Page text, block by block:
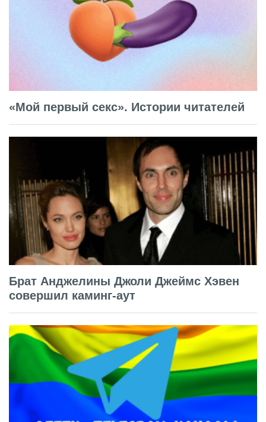
«Мой первый секс». Истории читателей
Брат Анджелины Джоли Джеймс Хэвен
совершил каминг-аут